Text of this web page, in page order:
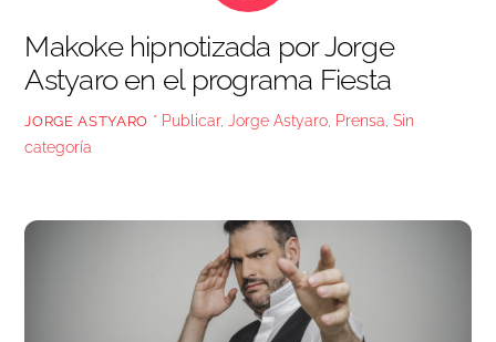
Makoke hipnotizada por Jorge
Astyaro en el programa Fiesta
JORGE ASTYARO * Publicar, Jorge Astyaro, Prensa Sin
categoría